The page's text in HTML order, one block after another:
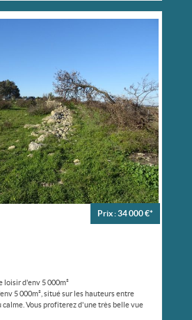
Prix : 34 000 €*
d'env 5 000m²
5 000m², situé sur les hauteurs entre
calme. Vous profiterez d'une très belle vue